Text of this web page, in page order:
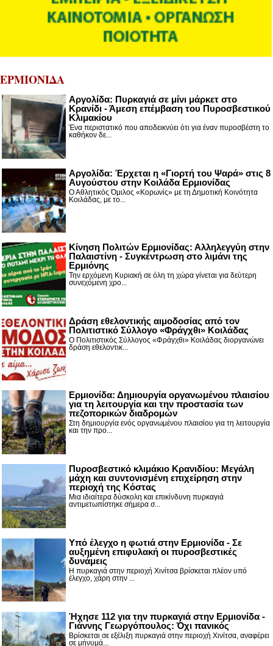
ΕΡΜΙΟΝΙΔΑ
Αργολίδα: Πυρκαγιά σε μίνι μάρκετ στο
Κρανίδι - Άμεση επέμβαση του Πυροσβεστικού
Κλιμακίου
Ένα περιστατικό που αποδεικνύει ότι για έναν πυροσβέστη το
καθήκον δε...
Αργολίδα: Έρχεται η «Γιορτή του Ψαρά» στις 8
Αυγούστου στην Κοιλάδα Ερμιονίδας
Ο Αθλητικός Όμιλος «Κορωνίς» με τη Δημοτική Κοινότητα
Κοιλάδας, με το...
Κίνηση Πολιτών Ερμιονίδας: Αλληλεγγύη στην
Παλαιστίνη - Συγκέντρωση στο λιμάνι της
Ερμιόνης
Την ερχόμενη Κυριακή σε όλη τη χώρα γίνεται για δεύτερη
συνεχόμενη χρο...
Δράση εθελοντικής αιμοδοσίας από τον
Πολιτιστικό Σύλλογο «Φράγχθι» Κοιλάδας
Ο Πολιτιστικός Σύλλογος «Φράγχθι» Κοιλάδας διοργανώνει
δράση εθελοντικ...
Ερμιονίδα: Δημιουργία οργανωμένου πλαισίου
για τη λειτουργία και την προστασία των
πεζοπορικών διαδρομών
Στη δημιουργία ενός οργανωμένου πλαισίου για τη λειτουργία
και την προ...
Πυροσβεστικό κλιμάκιο Κρανιδίου: Μεγάλη
μάχη και συντονισμένη επιχείρηση στην
περιοχή της Κόστας
Μια ιδιαίτερα δύσκολη και επικίνδυνη πυρκαγιά
αντιμετωπίστηκε σήμερα σ...
Υπό έλεγχο η φωτιά στην Ερμιονίδα - Σε
αυξημένη επιφυλακή οι πυροσβεστικές
δυνάμεις
Η πυρκαγιά στην περιοχή Χινίτσα βρίσκεται πλέον υπό
έλεγχο, χάρη στην ...
Ήχησε 112 για την πυρκαγιά στην Ερμιονίδα -
Γιάννης Γεωργόπουλος: Όχι πανικός
Βρίσκεται σε εξέλιξη πυρκαγιά στην περιοχή Χινίτσα, αναφέρει
σε μήνυμά...